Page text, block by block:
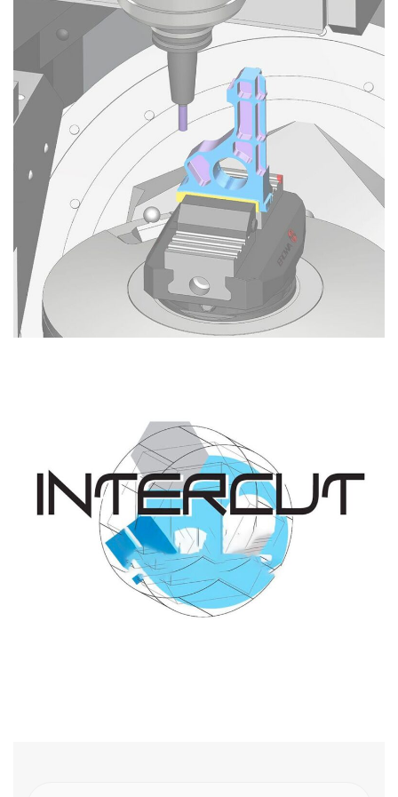
Archives
19th CIRP Conference On Modeling Of
Machining Operations
Archives
INTERCUT 2023